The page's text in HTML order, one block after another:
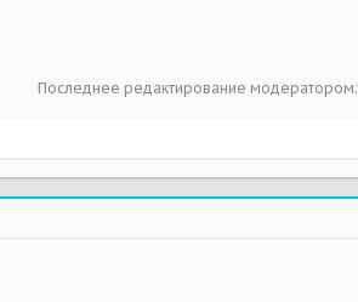
Последнее редактирование модератором: